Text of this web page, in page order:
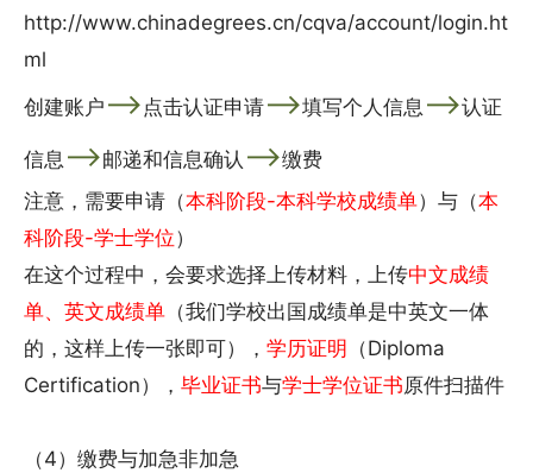
http://www.chinadegrees.cn/cqva/account/login.ht
ml
创建账户 ——> 点击认证申请——>填写个人信息 ——>认证
信息 ——>邮递和信息确认 ——>缴费
注意，需要申请（本科阶段-本科学校成绩单）与（本
科阶段-学士学位）
在这个过程中，会要求选择上传材料，上传中文成绩
单、英文成绩单 （我们学校出国成绩单是中英文一体
的，这样上传一张即可）， 学历证明 （Diploma
Certification）， 毕业证书与学士学位证书原件扫描件
（4）缴费与加急非加急